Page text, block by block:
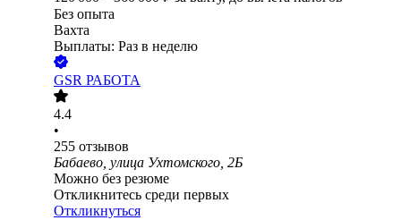
Без опыта
Вахта
Выплаты: Раз в неделю
GSR РАБОТА
4.4
•
255 отзывов
Бабаево, улица Ухтомского, 2Б
Можно без резюме
Откликнитесь среди первых
Откликнуться